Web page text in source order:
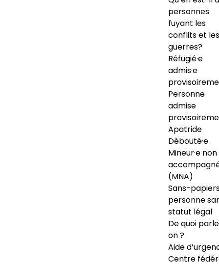
personnes
fuyant les
conflits et les
guerres?
Réfugié·e
admis·e
Personne
admise
Apatride
Débouté·e
Mineur·e non
(MNA)
Sans-
personne
statut légal
De quoi
on ?
Aide
Centre